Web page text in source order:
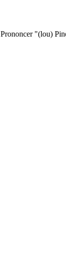
Prononcer "(lou)